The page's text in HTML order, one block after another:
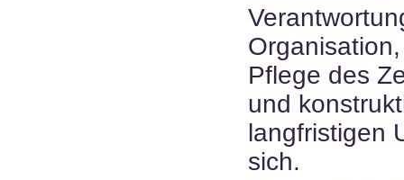
Pflege des
und
langfristigen
sich.